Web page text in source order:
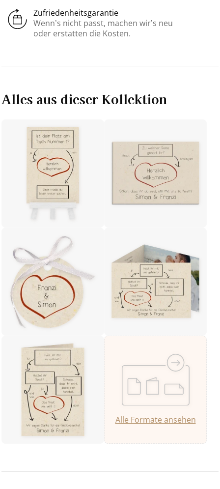
Zufriedenheitsgarantie
Wenn’s nicht passt, machen wir’s neu
oder erstatten die Kosten.
Alles aus dieser Kollektion
Alle Formate ansehen